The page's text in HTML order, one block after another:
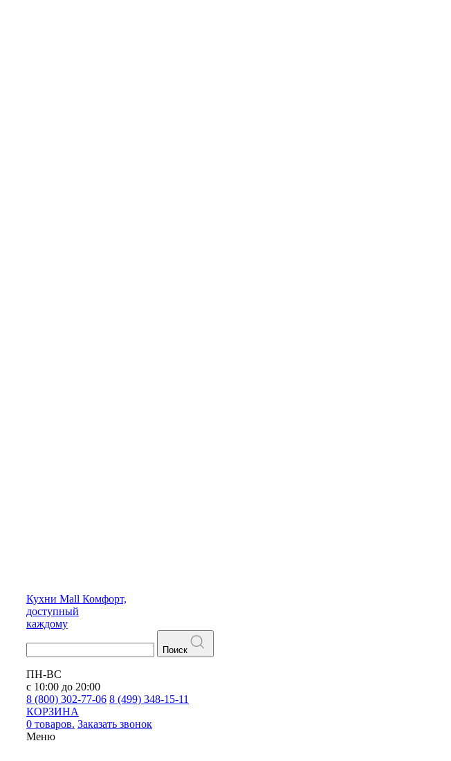
Кухни Mall Комфорт,
доступный
каждому
Поиск
ПН-ВС
с 10:00 до 20:00
8 (800) 302-77-06 8 (499) 348-15-11
КОРЗИНА
0 товаров. Заказать звонок
Меню